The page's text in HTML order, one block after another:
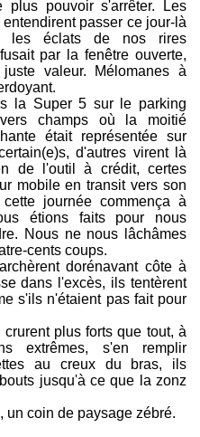
pouvoir s'arrêter. Les
passer ce jour-là
les éclats de nos rires
par la fenêtre ouverte,
valeur. Mélomanes à
la Super 5 sur le parking
champs où la moitié
était représentée sur
d'autres virent là
de l'outil à crédit, certes
mobile en transit vers son
journée commença à
étions faits pour nous
Nous ne nous lâchâmes
cents coups.
dorénavant côte à
dans l'excès, ils tentèrent
s'ils n'étaient pas fait pour
plus forts que tout, à
extrêmes, s'en remplir
au creux du bras, ils
jusqu'à ce que la zonz
un coin de paysage zébré.